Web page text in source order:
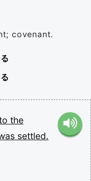
covenant.
the
settled.